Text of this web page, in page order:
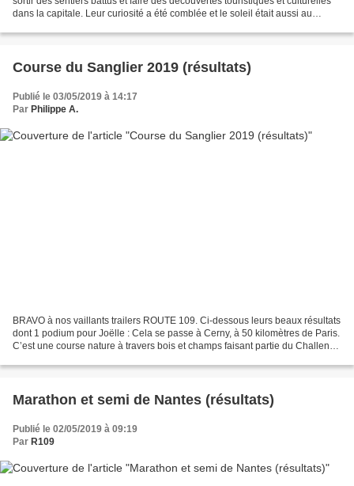
dans la capitale. Leur curiosité a été comblée et le soleil était aussi au
Course du Sanglier 2019 (résultats)
Publié le 03/05/2019 à 14:17
Par Philippe A.
BRAVO à nos vaillants trailers ROUTE 109. Ci-dessous leurs beaux résultats
dont 1 podium pour Joëlle : Cela se passe à Cerny, à 50 kilomètres de Paris.
C’est une course nature à travers bois et champs faisant partie du Challenge
Marathon et semi de Nantes (résultats)
Publié le 02/05/2019 à 09:19
Par R109